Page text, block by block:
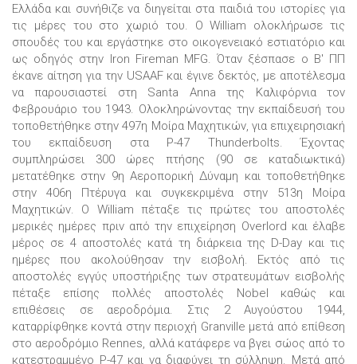
Ελλάδα και συνήθιζε να διηγείται στα παιδιά του ιστορίες για
τις μέρες του στο χωριό του. Ο William ολοκλήρωσε τις
σπουδές του και εργάστηκε στο οικογενειακό εστιατόριο και
ως οδηγός στην Iron Fireman MFG. Όταν ξέσπασε ο Β' ΠΠ
έκανε αίτηση για την USAAF και έγινε δεκτός, με αποτέλεσμα
να παρουσιαστεί στη Santa Anna της Καλιφόρνια τον
Φεβρουάριο του 1943. Ολοκληρώνοντας την εκπαίδευσή του
τοποθετήθηκε στην 497η Μοίρα Μαχητικών, για επιχειρησιακή
του εκπαίδευση στα P-47 Thunderbolts. Έχοντας
συμπληρώσει 300 ώρες πτήσης (90 σε καταδιωκτικά)
μετατέθηκε στην 9η Αεροπορική Δύναμη και τοποθετήθηκε
στην 406η Πτέρυγα και συγκεκριμένα στην 513η Μοίρα
Μαχητικών. Ο William πέταξε τις πρώτες του αποστολές
μερικές ημέρες πριν από την επιχείρηση Overlord και έλαβε
μέρος σε 4 αποστολές κατά τη διάρκεια της D-Day και τις
ημέρες που ακολούθησαν την εισβολή. Εκτός από τις
αποστολές εγγύς υποστήριξης των στρατευμάτων εισβολής
πέταξε επίσης πολλές αποστολές Nobel καθώς και
επιθέσεις σε αεροδρόμια. Στις 2 Αυγούστου 1944,
καταρρίφθηκε κοντά στην περιοχή Granville μετά από επίθεση
στο αεροδρόμιο Rennes, αλλά κατάφερε να βγει σώος από το
κατεστραμμένο P-47 και να διαφύγει τη σύλληψη. Μετά από